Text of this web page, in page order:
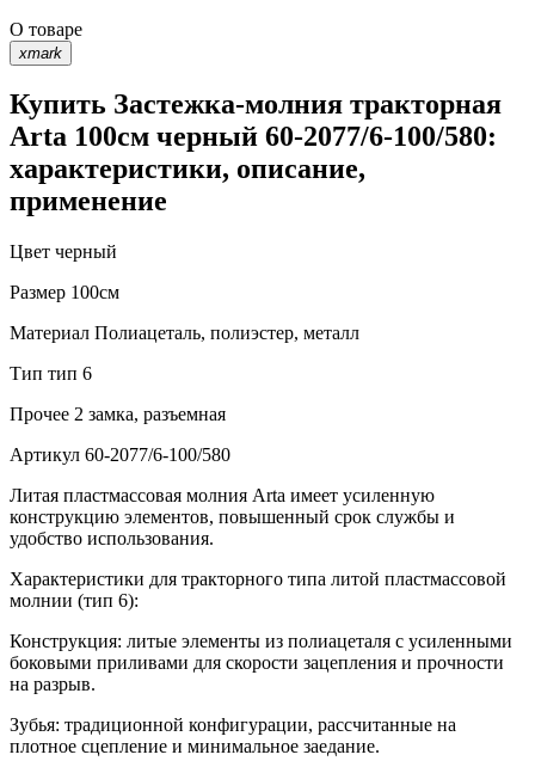
О товаре
xmark
Купить Застежка-молния тракторная
Arta 100см черный 60-2077/6-100/580:
характеристики, описание,
применение
Цвет черный
Размер 100см
Материал Полиацеталь, полиэстер, металл
Тип тип 6
Прочее 2 замка, разъемная
Артикул 60-2077/6-100/580
Литая пластмассовая молния Arta имеет усиленную
конструкцию элементов, повышенный срок службы и
удобство использования.
Характеристики для тракторного типа литой пластмассовой
молнии (тип 6):
Конструкция: литые элементы из полиацеталя с усиленными
боковыми приливами для скорости зацепления и прочности
на разрыв.
Зубья: традиционной конфигурации, рассчитанные на
плотное сцепление и минимальное заедание.